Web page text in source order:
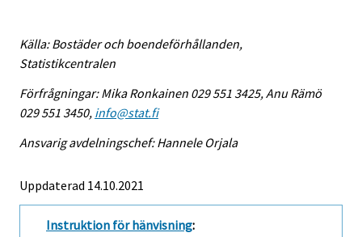
Källa: Bostäder och boendeförhållanden,
Statistikcentralen
Förfrågningar: Mika Ronkainen 029 551 3425, Anu Rämö
029 551 3450, info@stat.fi
Ansvarig avdelningschef: Hannele Orjala
Uppdaterad 14.10.2021
Instruktion för hänvisning: